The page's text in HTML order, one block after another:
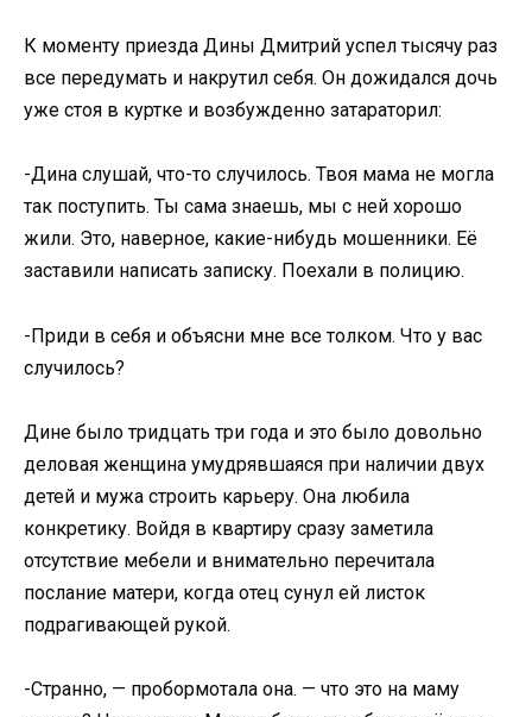
К моменту приезда Дины Дмитрий успел тысячу раз
все передумать и накрутил себя. Он дожидался дочь
уже стоя в куртке и возбужденно затараторил:
-Дина слушай, что-то случилось. Твоя мама не могла
так поступить. Ты сама знаешь, мы с ней хорошо
жили. Это, наверное, какие-нибудь мошенники. Её
заставили написать записку. Поехали в полицию.
-Приди в себя и объясни мне все толком. Что у вас
случилось?
Дине было тридцать три года и это было довольно
деловая женщина умудрявшаяся при наличии двух
детей и мужа строить карьеру. Она любила
конкретику. Войдя в квартиру сразу заметила
отсутствие мебели и внимательно перечитала
послание матери, когда отец сунул ей листок
подрагивающей рукой.
-Странно, — пробормотала она. — что это на маму